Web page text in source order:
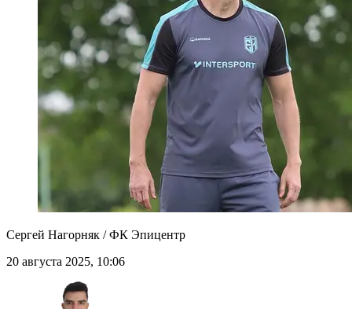
Сергей Нагорняк / ФК Эпицентр
20 августа 2025, 10:06